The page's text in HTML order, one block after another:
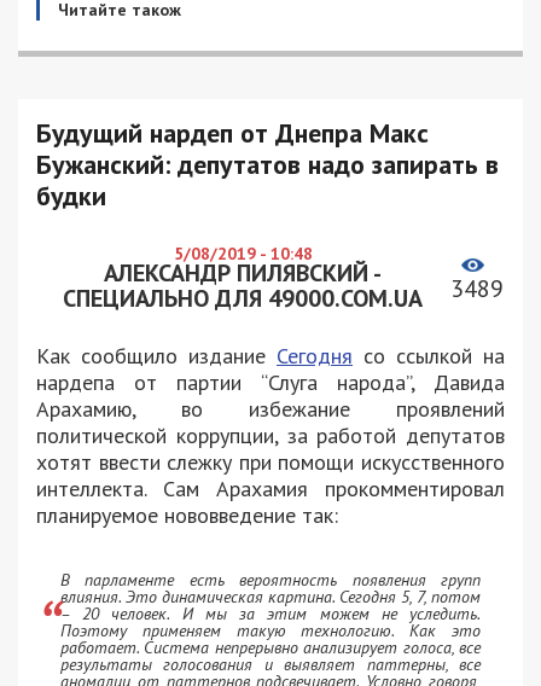
Читайте також
Будущий нардеп от Днепра Макс
Бужанский: депутатов надо запирать в
будки
5/08/2019 - 10:48
АЛЕКСАНДР ПИЛЯВСКИЙ -
СПЕЦИАЛЬНО ДЛЯ 49000.COM.UA
3489
Как сообщило издание Сегодня со ссылкой на
нардепа от партии “Слуга народа”, Давида
Арахамию, во избежание проявлений
политической коррупции, за работой депутатов
хотят ввести слежку при помощи искусственного
интеллекта. Сам Арахамия прокомментировал
планируемое нововведение так:
В парламенте есть вероятность появления групп
влияния. Это динамическая картина. Сегодня 5, 7, потом
– 20 человек. И мы за этим можем не уследить.
Поэтому применяем такую технологию. Как это
работает. Система непрерывно анализирует голоса, все
результаты голосования и выявляет паттерны, все
аномалии от паттернов подсвечивает. Условно говоря,